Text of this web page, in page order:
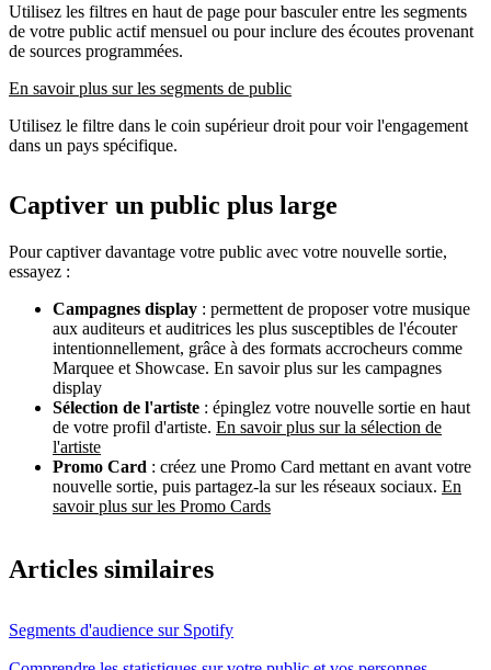
Utilisez les filtres en haut de page pour basculer entre les segments
de votre public actif mensuel ou pour inclure des écoutes provenant
de sources programmées.
En savoir plus sur les segments de public
Utilisez le filtre dans le coin supérieur droit pour voir l'engagement
dans un pays spécifique.
Captiver un public plus large
Pour captiver davantage votre public avec votre nouvelle sortie,
essayez :
Campagnes display : permettent de proposer votre musique
aux auditeurs et auditrices les plus susceptibles de l'écouter
intentionnellement, grâce à des formats accrocheurs comme
Marquee et Showcase. En savoir plus sur les campagnes
display
Sélection de l'artiste : épinglez votre nouvelle sortie en haut
de votre profil d'artiste. En savoir plus sur la sélection de
l'artiste
Promo Card : créez une Promo Card mettant en avant votre
nouvelle sortie, puis partagez-la sur les réseaux sociaux. En
savoir plus sur les Promo Cards
Articles similaires
Segments d'audience sur Spotify